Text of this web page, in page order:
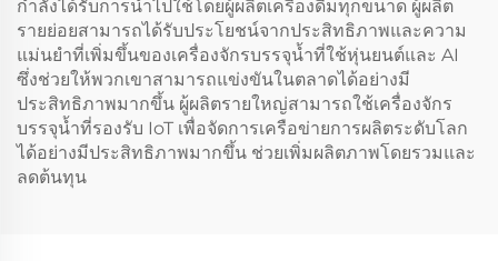
กำลังได้รับการนำไปใช้โดยผู้ผลิตเครื่องดื่มทุกขนาด ผู้ผลิต
รายย่อยสามารถได้รับประโยชน์จากประสิทธิภาพและความ
แม่นยำที่เพิ่มขึ้นของเครื่องจักรบรรจุน้ำที่ใช้หุ่นยนต์และ AI
ซึ่งช่วยให้พวกเขาสามารถแข่งขันในตลาดได้อย่างมี
ประสิทธิภาพมากขึ้น ผู้ผลิตรายใหญ่สามารถใช้เครื่องจักร
บรรจุน้ำที่รองรับ IoT เพื่อจัดการเครือข่ายการผลิตระดับโลก
ได้อย่างมีประสิทธิภาพมากขึ้น ช่วยเพิ่มผลิตภาพโดยรวมและ
ลดต้นทุน